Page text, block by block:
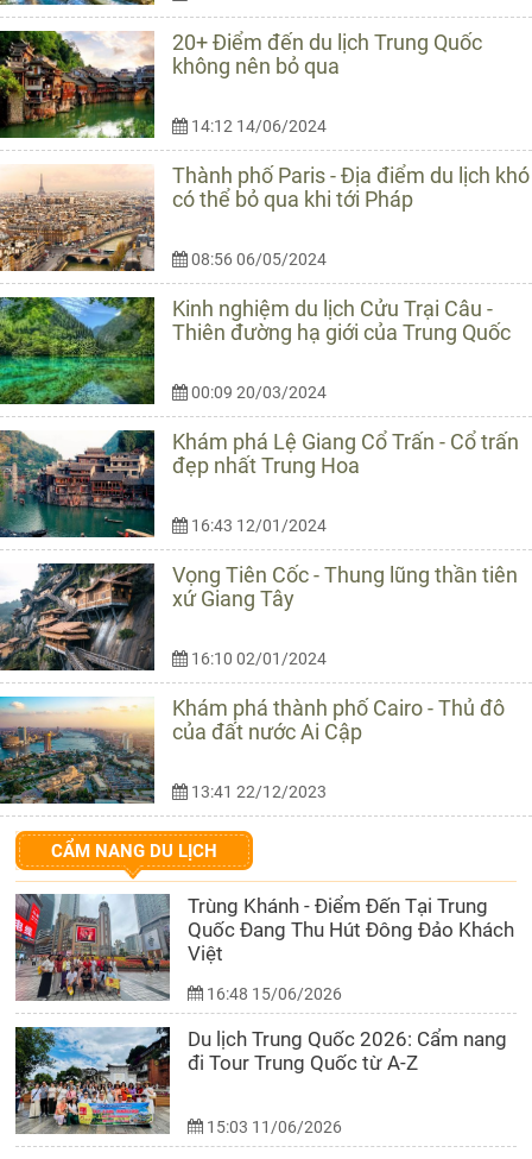
20+ Điểm đến du lịch Trung Quốc
không nên bỏ qua
14:12 14/06/2024
Thành phố Paris - Địa điểm du lịch khó
có thể bỏ qua khi tới Pháp
08:56 06/05/2024
Kinh nghiệm du lịch Cửu Trại Câu -
Thiên đường hạ giới của Trung Quốc
00:09 20/03/2024
Khám phá Lệ Giang Cổ Trấn - Cổ trấn
đẹp nhất Trung Hoa
16:43 12/01/2024
Vọng Tiên Cốc - Thung lũng thần tiên
xứ Giang Tây
16:10 02/01/2024
Khám phá thành phố Cairo - Thủ đô
của đất nước Ai Cập
13:41 22/12/2023
CẨM NANG DU LỊCH
Trùng Khánh - Điểm Đến Tại Trung
Quốc Đang Thu Hút Đông Đảo Khách
Việt
16:48 15/06/2026
Du lịch Trung Quốc 2026: Cẩm nang
đi Tour Trung Quốc từ A-Z
15:03 11/06/2026